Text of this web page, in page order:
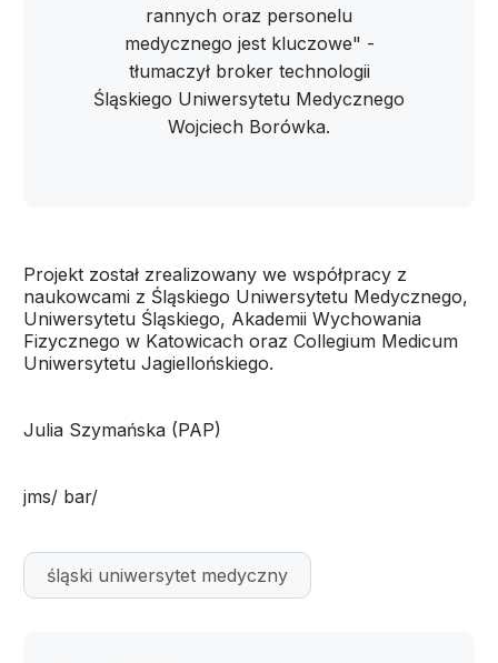
rannych oraz personelu
medycznego jest kluczowe" -
tłumaczył broker technologii
Śląskiego Uniwersytetu Medycznego
Wojciech Borówka.
Projekt został zrealizowany we współpracy z
naukowcami z Śląskiego Uniwersytetu Medycznego,
Uniwersytetu Śląskiego, Akademii Wychowania
Fizycznego w Katowicach oraz Collegium Medicum
Uniwersytetu Jagiellońskiego.
Julia Szymańska (PAP)
jms/ bar/
śląski uniwersytet medyczny